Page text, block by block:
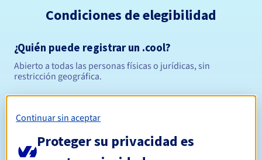
Condiciones de elegibilidad
¿Quién puede registrar un .cool?
Abierto a todas las personas físicas o jurídicas, sin
restricción geográfica.
Continuar sin aceptar
Proteger su privacidad es